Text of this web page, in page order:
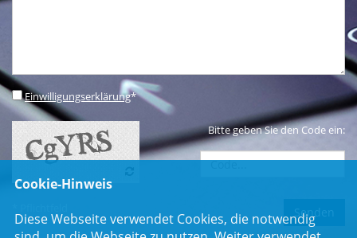
Einwilligungserklärung*
Bitte geben Sie den Code ein:
Cookie-Hinweis
Diese Webseite verwendet Cookies, die notwendig